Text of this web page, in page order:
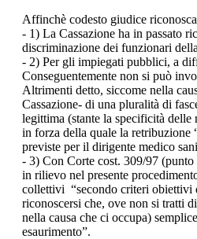
Affinchè codesto giudice
- 1) La Cassazione ha in passato
discriminazione dei funzionari
- 2) Per gli impiegati pubblici, a
Conseguentemente non si può
Altrimenti detto, siccome nella
Cassazione- di una pluralità di
legittima (stante la specificità
in forza della quale la retribuzione
previste per il dirigente medico
- 3) Con Corte cost. 309/97
in rilievo nel presente
collettivi “secondo criteri obiettivi
riconoscersi che, ove non si tratti
nella causa che ci occupa)
esaurimento”.